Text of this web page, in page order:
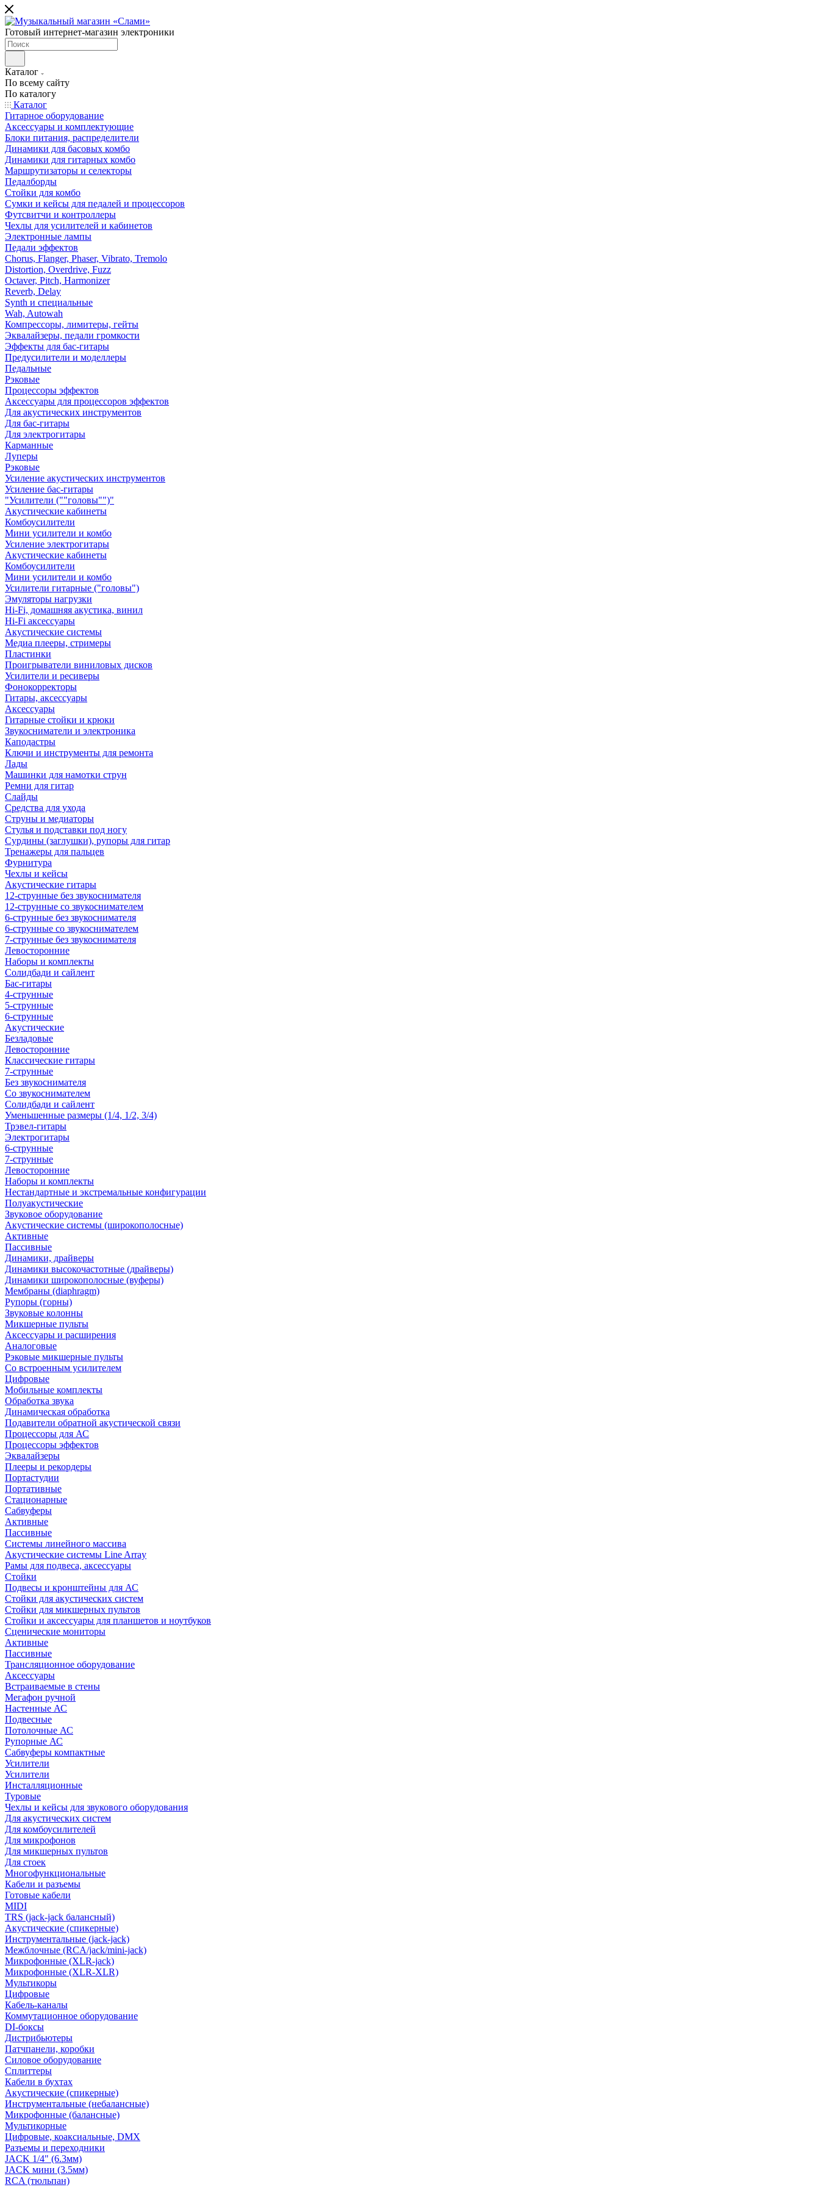
Готовый интернет-магазин электроники
Каталог
По всему сайту
По каталогу
Каталог
Гитарное оборудование
Аксессуары и комплектующие
Блоки питания, распределители
Динамики для басовых комбо
Динамики для гитарных комбо
Маршрутизаторы и селекторы
Педалборды
Стойки для комбо
Сумки и кейсы для педалей и процессоров
Футсвитчи и контроллеры
Чехлы для усилителей и кабинетов
Электронные лампы
Педали эффектов
Chorus, Flanger, Phaser, Vibrato, Tremolo
Distortion, Overdrive, Fuzz
Octaver, Pitch, Harmonizer
Reverb, Delay
Synth и специальные
Wah, Autowah
Компрессоры, лимитеры, гейты
Эквалайзеры, педали громкости
Эффекты для бас-гитары
Предусилители и моделлеры
Педальные
Рэковые
Процессоры эффектов
Аксессуары для процессоров эффектов
Для акустических инструментов
Для бас-гитары
Для электрогитары
Карманные
Луперы
Рэковые
Усиление акустических инструментов
Усиление бас-гитары
"Усилители (""головы"")"
Акустические кабинеты
Комбоусилители
Мини усилители и комбо
Усиление электрогитары
Акустические кабинеты
Комбоусилители
Мини усилители и комбо
Усилители гитарные ("головы")
Эмуляторы нагрузки
Hi-Fi, домашняя акустика, винил
Hi-Fi аксессуары
Акустические системы
Медиа плееры, стримеры
Пластинки
Проигрыватели виниловых дисков
Усилители и ресиверы
Фонокорректоры
Гитары, аксессуары
Аксессуары
Гитарные стойки и крюки
Звукосниматели и электроника
Каподастры
Ключи и инструменты для ремонта
Лады
Машинки для намотки струн
Ремни для гитар
Слайды
Средства для ухода
Струны и медиаторы
Стулья и подставки под ногу
Сурдины (заглушки), рупоры для гитар
Тренажеры для пальцев
Фурнитура
Чехлы и кейсы
Акустические гитары
12-струнные без звукоснимателя
12-струнные со звукоснимателем
6-струнные без звукоснимателя
6-струнные со звукоснимателем
7-струнные без звукоснимателя
Левосторонние
Наборы и комплекты
Солидбади и сайлент
Бас-гитары
4-струнные
5-струнные
6-струнные
Акустические
Безладовые
Левосторонние
Классические гитары
7-струнные
Без звукоснимателя
Со звукоснимателем
Солидбади и сайлент
Уменьшенные размеры (1/4, 1/2, 3/4)
Трэвел-гитары
Электрогитары
6-струнные
7-струнные
Левосторонние
Наборы и комплекты
Нестандартные и экстремальные конфигурации
Полуакустические
Звуковое оборудование
Акустические системы (широкополосные)
Активные
Пассивные
Динамики, драйверы
Динамики высокочастотные (драйверы)
Динамики широкополосные (вуферы)
Мембраны (diaphragm)
Рупоры (горны)
Звуковые колонны
Микшерные пульты
Аксессуары и расширения
Аналоговые
Рэковые микшерные пульты
Со встроенным усилителем
Цифровые
Мобильные комплекты
Обработка звука
Динамическая обработка
Подавители обратной акустической связи
Процессоры для АС
Процессоры эффектов
Эквалайзеры
Плееры и рекордеры
Портастудии
Портативные
Стационарные
Сабвуферы
Активные
Пассивные
Системы линейного массива
Акустические системы Line Array
Рамы для подвеса, аксессуары
Стойки
Подвесы и кронштейны для АС
Стойки для акустических систем
Стойки для микшерных пультов
Стойки и аксессуары для планшетов и ноутбуков
Сценические мониторы
Активные
Пассивные
Трансляционное оборудование
Аксессуары
Встраиваемые в стены
Мегафон ручной
Настенные АС
Подвесные
Потолочные АС
Рупорные АС
Сабвуферы компактные
Усилители
Усилители
Инсталляционные
Туровые
Чехлы и кейсы для звукового оборудования
Для акустических систем
Для комбоусилителей
Для микрофонов
Для микшерных пультов
Для стоек
Многофункциональные
Кабели и разъемы
Готовые кабели
MIDI
TRS (jack-jack балансный)
Акустические (спикерные)
Инструментальные (jack-jack)
Межблочные (RCA/jack/mini-jack)
Микрофонные (XLR-jack)
Микрофонные (XLR-XLR)
Мультикоры
Цифровые
Кабель-каналы
Коммутационное оборудование
DI-боксы
Дистрибьютеры
Патчпанели, коробки
Силовое оборудование
Сплиттеры
Кабели в бухтах
Акустические (спикерные)
Инструментальные (небалансные)
Микрофонные (балансные)
Мультикорные
Цифровые, коаксиальные, DMX
Разъемы и переходники
JACK 1/4" (6.3мм)
JACK мини (3.5мм)
RCA (тюльпан)